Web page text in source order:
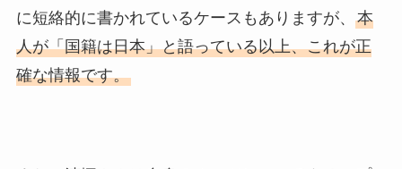
に短絡的に書かれているケースもありますが、 本
人が「国籍は日本」と語っている以上、これが正
確な情報です。